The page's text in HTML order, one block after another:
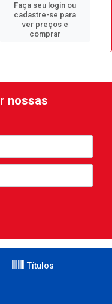
Faça seu login ou
cadastre-se para
ver preços e
comprar
nossas
Títulos